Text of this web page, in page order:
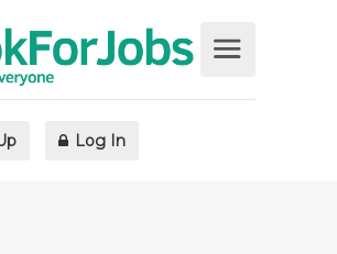
Log In